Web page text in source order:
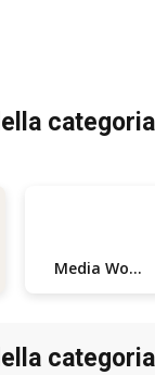
categoria
Media World
categoria